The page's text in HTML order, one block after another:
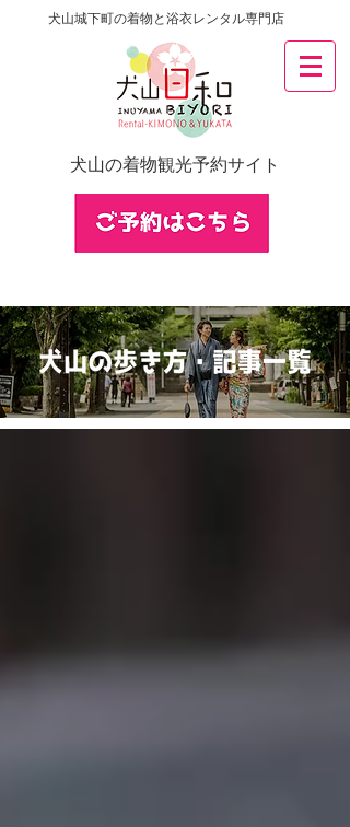
犬山城下町の着物と浴衣レンタル専門店
犬山の着物観光予約サイト